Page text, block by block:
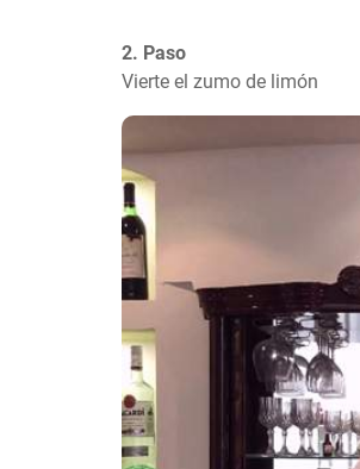
2. Paso
Vierte el zumo de limón